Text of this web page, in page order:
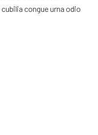
congue urna odio